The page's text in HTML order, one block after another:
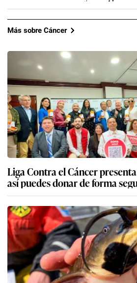
Más sobre Cáncer
Liga Contra el Cáncer
así puedes donar de forma